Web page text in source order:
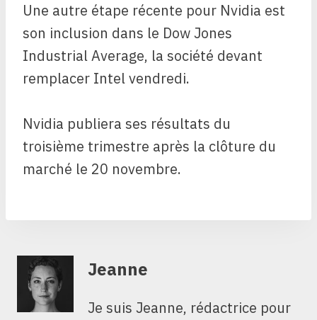
Une autre étape récente pour Nvidia est
son inclusion dans le Dow Jones
Industrial Average, la société devant
remplacer Intel vendredi.
Nvidia publiera ses résultats du
troisième trimestre après la clôture du
marché le 20 novembre.
Jeanne
Je suis Jeanne, rédactrice pour